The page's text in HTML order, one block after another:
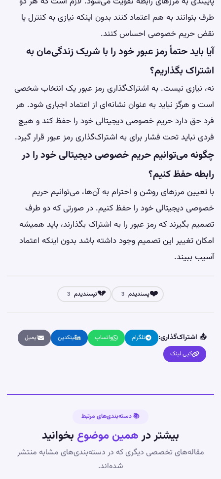
طرف بتوانند به هم اعتماد کنند بدون اینکه نیازی به کنترل یا
نقض حریم خصوصی احساس کنند.
آیا باید حتماً رمز عبور خود را با شریک زندگی‌مان به
اشتراک بگذاریم؟
نه، نیازی نیست. به اشتراک‌گذاری رمز عبور یک انتخاب شخصی
است و هرگز نباید به عنوان نشانه‌ای از اعتماد اجباری شود. هر
فرد حق دارد حریم خصوصی دیجیتالی خود را حفظ کند و هیچ
فردی نباید تحت فشار برای به اشتراک‌گذاری رمز عبور قرار گیرد.
چگونه می‌توانیم حریم خصوصی دیجیتالی خود را در
رابطه حفظ کنیم؟
با تعیین مرزهای روشن و احترام به آن‌ها، می‌توانیم حریم
خصوصی دیجیتالی خود را حفظ کنیم. در صورتی که دو طرف
تصمیم بگیرند که رمز عبور را به اشتراک بگذارند، باید همیشه
امکان تغییر این تصمیم وجود داشته باشد بدون اینکه اعتماد
آسیب ببیند.
❤️پسندیدم 3
💔نپسندیدم 3
📤 اشتراک‌گذاری: تلگرام واتساپ لینکدین
ایمیل
کپی لینک
📚 دسته‌بندی‌های مرتبط
بیشتر درهمین موضوع بخوانید
مقاله‌های تخصصی دیگری که در دسته‌بندی‌های مشابه منتشر
شده‌اند.